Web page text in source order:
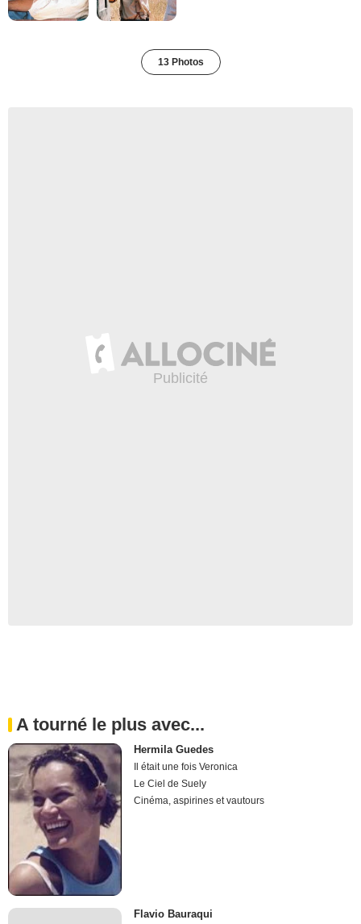
13 Photos
A tourné le plus avec...
Hermila Guedes
Il était une fois Veronica
Le Ciel de Suely
Cinéma, aspirines et vautours
Flavio Bauraqui